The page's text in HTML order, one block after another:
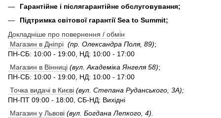
Гарантійне і післягарантійне обслуговування;
Підтримка світової гарантії Sea to Summit;
Докладніше про повернення / обмін
Магазин в Дніпрі (пр. Олександра Поля, 89);
ПН-СБ: 10:00 - 19:00, НД: 10:00 - 17:00
Магазин в Вінниці (вул. Академіка Янгеля 58);
ПН-СБ: 10:00 - 19:00, НД: 10:00 - 17:00
Точка видачі в Києві (вул. Степана Руданського, 3А);
ПН-ПТ 09:00 - 18:00, СБ-НД: Вихідні
Магазин у Львові (вул. Богдана Лепкого, 4).